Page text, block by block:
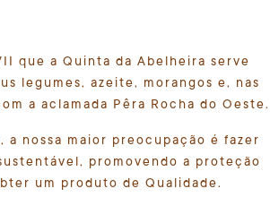
que a Quinta da Abelheira serve
legumes, azeite, morangos e, nas
a aclamada Pêra Rocha do Oeste.
a nossa maior preocupação é fazer
promovendo a proteção
um produto de Qualidade.